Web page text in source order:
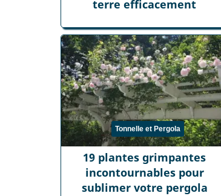
terre efficacement
Tonnelle et Pergola
19 plantes grimpantes
incontournables pour
sublimer votre pergola